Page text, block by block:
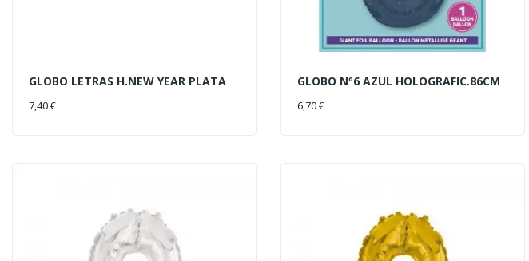
GLOBO LETRAS H.NEW YEAR PLATA
7,40 €
GLOBO Nº6 AZUL HOLOGRAFIC.86CM
6,70 €